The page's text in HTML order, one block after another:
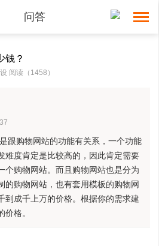
问答
钱？
阅读（1458）
跟购物网站的功能有关系，一个功能
难度肯定是比较高的，因此肯定需要
个购物网站。而且购物网站也是分为
的购物网站，也有套用模板的购物网
到成千上万的价格。根据你的需求建
价格。